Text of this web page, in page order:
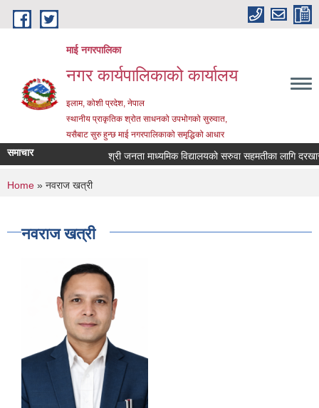
Skip to main content
माई नगरपालिका
नगर कार्यपालिकाको कार्यालय
इलाम, कोशी प्रदेश, नेपाल
स्थानीय प्राकृतिक श्रोत साधनको उपभोगको सुरुवात,
यसैबाट सुरु हुन्छ माई नगरपालिकाको समृद्धिको आधार
समाचार श्री जनता माध्यमिक विद्यालयको सरुवा सहमतीका लागि
You are here
Home » नवराज खत्री
नवराज खत्री